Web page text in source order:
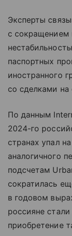
Эксперты
с сокращением
паспортных
иностранного
со сделками на
По данным
2024-го
странах упал
аналогичного
подсчетам
сократилась
в годовом
россияне
приобретение